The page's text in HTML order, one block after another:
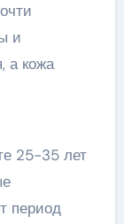
и
а кожа
25-35 лет
период